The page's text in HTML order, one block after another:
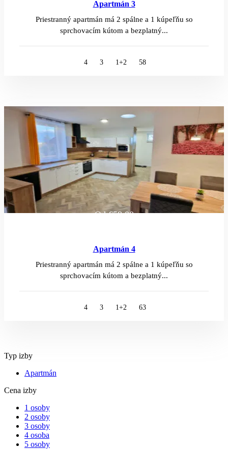
Apartmán 3
Priestranný apartmán má 2 spálne a 1 kúpeľňu so
sprchovacím kútom a bezplatný...
4 3 1+2 58
Od€58.00
Apartmán 4
Priestranný apartmán má 2 spálne a 1 kúpeľňu so
sprchovacím kútom a bezplatný...
4 3 1+2 63
Typ izby
Apartmán
Cena izby
1 osoby
2 osoby
3 osoby
4 osoba
5 osoby